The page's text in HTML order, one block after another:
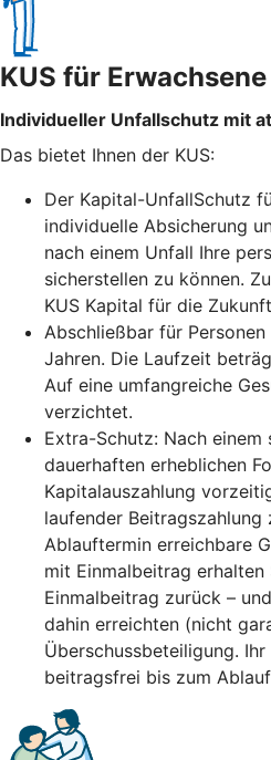
KUS für Erwachsene
Individueller Unfallschutz mit
Das bietet Ihnen der KUS:
Der Kapital-UnfallSchutz
individuelle Absicherung
nach einem Unfall Ihre
sicherstellen zu können.
KUS Kapital für die
Abschließbar für Personen
Jahren. Die Laufzeit
Auf eine umfangreiche
verzichtet.
Extra-Schutz: Nach
dauerhaften erheblichen
Kapitalauszahlung
laufender
Ablauftermin erreichbare
mit Einmalbeitrag erhalten
Einmalbeitrag zurück –
dahin erreichten (nicht
Überschussbeteiligung.
beitragsfrei bis zum